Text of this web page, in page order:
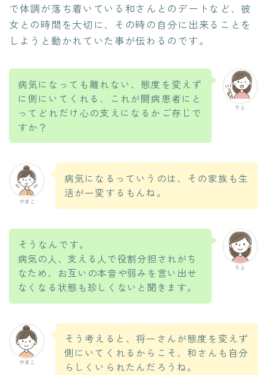
で体調が落ち着いている和さんとのデートなど、彼
女との時間を大切に、その時の自分に出来ることを
しようと動かれていた事が伝わるのです。
りと
病気になっても離れない、態度を変えず
に側にいてくれる、これが闘病患者にと
ってどれだけ心の支えになるかご存じで
すか？
やまこ
病気になるっていうのは、その家族も生
活が一変するもんね。
りと
そうなんです。
病気の人、支える人で役割分担されがち
なため、お互いの本音や弱みを言い出せ
なくなる状態も珍しくないと聞きます。
やまこ
そう考えると、将一さんが態度を変えず
側にいてくれるからこそ、和さんも自分
らしくいられたんだろうね。